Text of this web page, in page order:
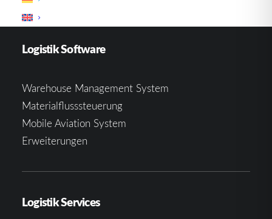
Logistik Software
Warehouse Management System
Materialflusssteuerung
Mobile Aviation System
Erweiterungen
Logistik Services